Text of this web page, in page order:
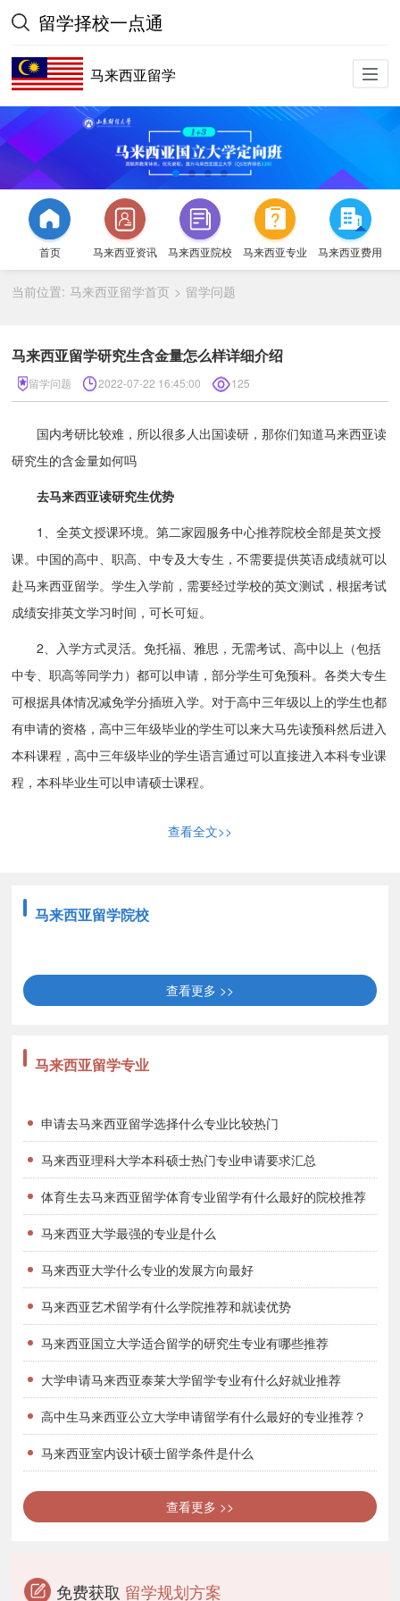
留学择校一点通
马来西亚留学
首页 马来西亚资讯 马来西亚院校 马来西亚专业 马来西亚费用
当前位置: 马来西亚留学首页 > 留学问题
马来西亚留学研究生含金量怎么样详细介绍
留学问题 2022-07-22 16:45:00 125
国内考研比较难，所以很多人出国读研，那你们知道马来西亚读
研究生的含金量如何吗
去马来西亚读研究生优势
1、全英文授课环境。第二家园服务中心推荐院校全部是英文授
课。中国的高中、职高、中专及大专生，不需要提供英语成绩就可以
赴马来西亚留学。学生入学前，需要经过学校的英文测试，根据考试
成绩安排英文学习时间，可长可短。
2、入学方式灵活。免托福、雅思，无需考试、高中以上（包括
中专、职高等同学力）都可以申请，部分学生可免预科。各类大专生
可根据具体情况减免学分插班入学。对于高中三年级以上的学生也都
有申请的资格，高中三年级毕业的学生可以来大马先读预科然后进入
本科课程，高中三年级毕业的学生语言通过可以直接进入本科专业课
程，本科毕业生可以申请硕士课程。
形势稳定，失业率低。据调查显示，马来西亚在海外有大量的产业，
多数聘用外籍雇员管理，这为在马来西亚受过高等教育的高素质外籍
去马来西亚读研究生条件
科毕业生无工作经验要求；3）以上学历证书必须经过国内公证机构
公证。
也没有GMAT 成绩的要求，的语言要求是雅思成绩在6.0或者6.5，如
果学生可以考出雅思成绩那么可以免去在马来西亚学习语言课程的时
间。
去马来西亚读研究生学校及专业推荐
马来西亚英迪大学会计硕士专业
马来西亚英迪国际大学是一所综合性大学，是马来西亚五星级大
学之一。马来西亚英迪大学为学生提供会计硕士专业的教学。会计方
案提供了一个共同的基本条件为具有深刻的了解，如学生的利润和亏
损，成本和公平价值。这些条款往往解释和说明商业和公共决策。
英迪国际大学鼓励学生积极参加课外的学术性培训活动，例如筹
办商品展销或参与商业提案呈献技巧竞赛，从中汲取实习经验。课程
已经取得马来西亚国家学术鉴定局的认证，而且赫特福德大学会计学
士学位课程获得英国特许合格会计师协会和英国特许管理会计师协会
的认可，并豁免部分考试。
查看全文>>
马来西亚留学院校
查看更多 >>
马来西亚留学专业
申请去马来西亚留学选择什么专业比较热门
马来西亚理科大学本科硕士热门专业申请要求汇总
体育生去马来西亚留学体育专业留学有什么最好的院校推荐
马来西亚大学最强的专业是什么
马来西亚大学什么专业的发展方向最好
马来西亚艺术留学有什么学院推荐和就读优势
马来西亚国立大学适合留学的研究生专业有哪些推荐
大学申请马来西亚泰莱大学留学专业有什么好就业推荐
高中生马来西亚公立大学申请留学有什么最好的专业推荐？
马来西亚室内设计硕士留学条件是什么
查看更多 >>
免费获取 留学规划方案